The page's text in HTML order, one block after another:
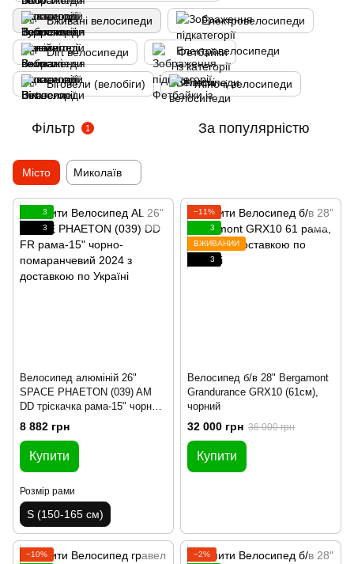
Вживані велосипеди Електровелосипеди
Dirt велосипеди Фетбайки
Біговели (велобіги) Жіночі велосипеди
Фільтр 1 За популярністю
Місто Миколаїв
3
3
Велосипед алюміній 26"
SPACE PHAETON (039) AM
DD тріскачка рама-15" чорно-
помаранчевий 2024
8 882 грн
Купити
Розмір рами
S (150-165 см)
−11%
3
ВЖИВАНИЙ
3
Велосипед б/в 28" Bergamont
Grandurance GRX10 (61см),
чорний
32 000 грн 36 000 грн
Купити
−10%
−2%